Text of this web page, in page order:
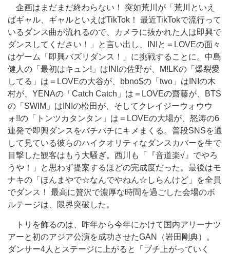
企画はまだまだ終わらない！ 突如荒川が「荒川といえ
ばギャル、ギャルといえばTikTok！ 最近TikTokで流行って
いるダンス曲が流れるので、カメラに抜かれた人は即興で
ダンスしてください！」と言い出し、INIと＝LOVEの面々
はゲーム「即興バズリダンス！」に挑戦することに。中島
健人の「最初はキュン!」はINIの佐野が、M!LKの「爆裂愛
してる」は＝LOVEの大谷が、bbno$の「two」はINIの木
村が、YENAの「Catch Catch」は＝LOVEの齋藤が、BTS
の「SWIM」はINIの松田が、そしてクレイジーウォウウ
ォ!!の「トンツカタンタン」は＝LOVEの大場が、怒涛の6
連発で即興ダンスをバチバチにキメまくる。普段SNSを通
して見ている彼らのハイクオリティなダンスカバーを生で
目撃した観客はもう大騒ぎ。西川も「『音道楽√』でやろ
うや！」と思わず提案するほどの完成度だった。最後はモ
ナキの「ほんまやで☆なんでやねん☆しらんけど」を全員
でダンス！ 最高に贅沢で濃厚な時間を過ごした会場のボ
ルテージは、限界突破した。
トリを飾るのは、昨年から今年にかけて国内アリーナツ
アーと初のアジア公演を成功させたGAN（岩田剛典）。
ダンサー4人とステージに上がると「ブチ上がっていく